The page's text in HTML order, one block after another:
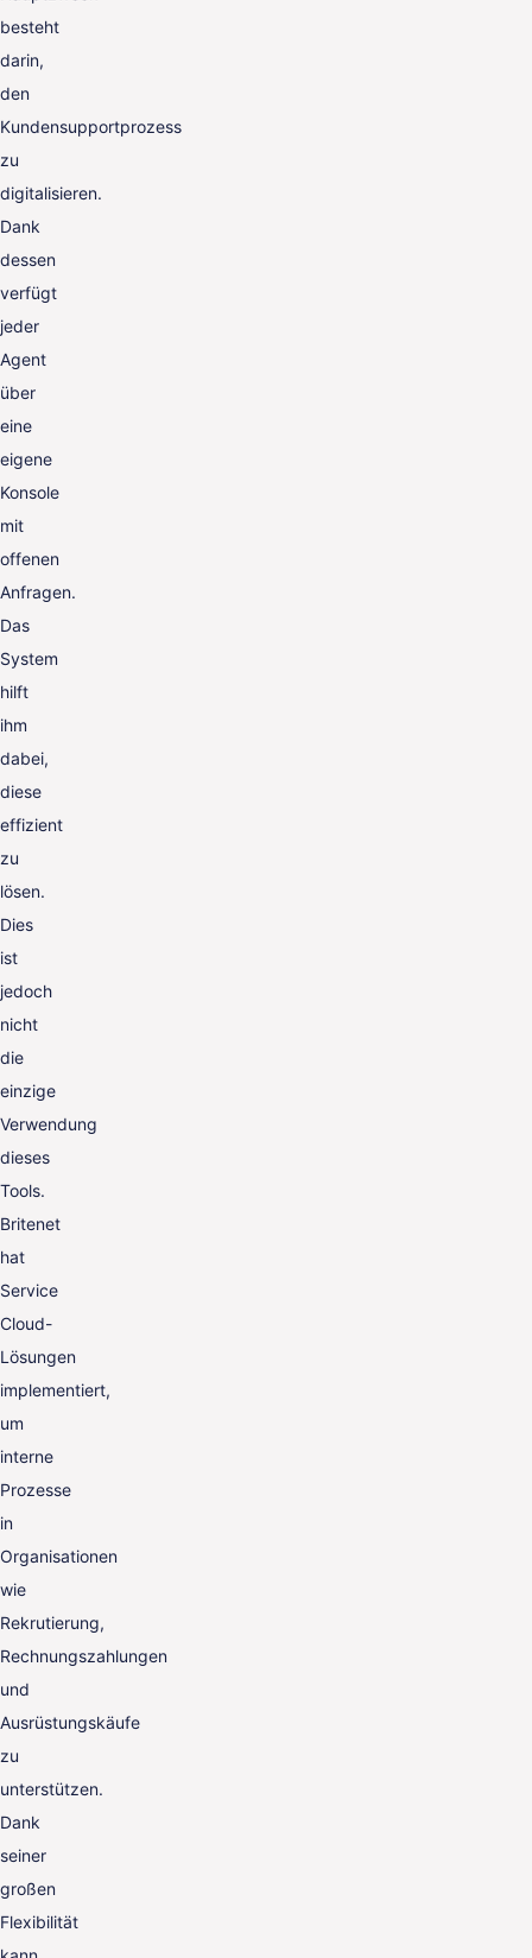
besteht
darin,
den
Kundensupportprozess
zu
digitalisieren.
Dank
dessen
verfügt
jeder
Agent
über
eine
eigene
Konsole
mit
offenen
Anfragen.
Das
System
hilft
ihm
dabei,
diese
effizient
zu
lösen.
Dies
ist
jedoch
nicht
die
einzige
Verwendung
dieses
Tools.
Britenet
hat
Service
Cloud-
Lösungen
implementiert,
um
interne
Prozesse
in
Organisationen
wie
Rekrutierung,
Rechnungszahlungen
und
Ausrüstungskäufe
zu
unterstützen.
Dank
seiner
großen
Flexibilität